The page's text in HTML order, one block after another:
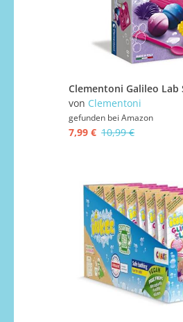
von Clementoni
gefunden bei Amazon
7,99 € 10,99 €